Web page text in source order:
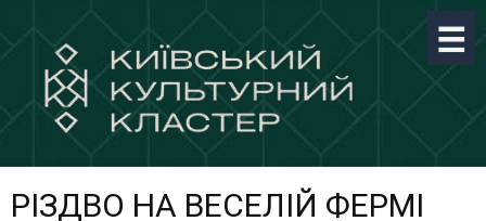
РІЗДВО НА ВЕСЕЛІЙ ФЕРМІ